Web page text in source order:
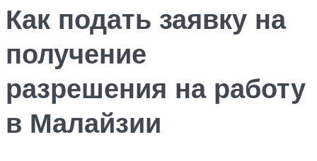
Как подать заявку на
получение
разрешения на работу
в Малайзии